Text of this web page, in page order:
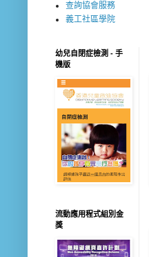
查詢協會服務
義工社區學院
幼兒自閉症檢測 - 手
機版
流動應用程式組別金
獎